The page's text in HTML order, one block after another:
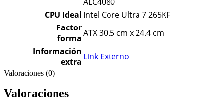
CPU Ideal Intel Core Ultra 7 265KF
Factor
forma ATX 30.5 cm x 24.4 cm
Información
extra Link Externo
Valoraciones (0)
Valoraciones